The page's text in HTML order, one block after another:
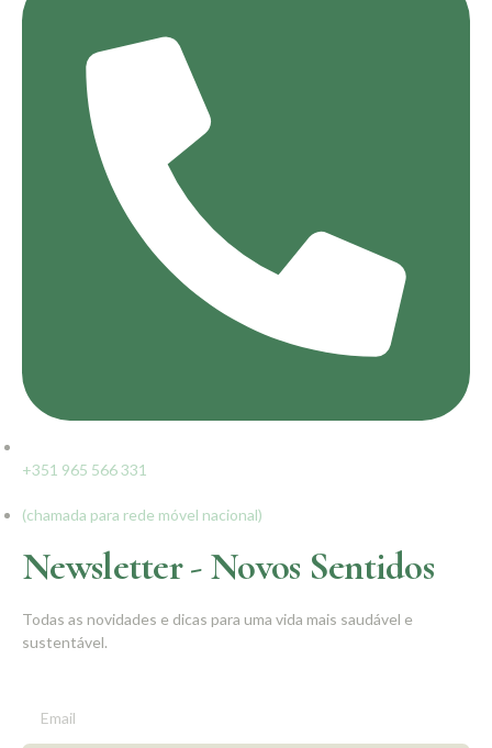
+351 965 566 331
(chamada para rede móvel nacional)
Newsletter - Novos Sentidos
Todas as novidades e dicas para uma vida mais saudável e
sustentável.